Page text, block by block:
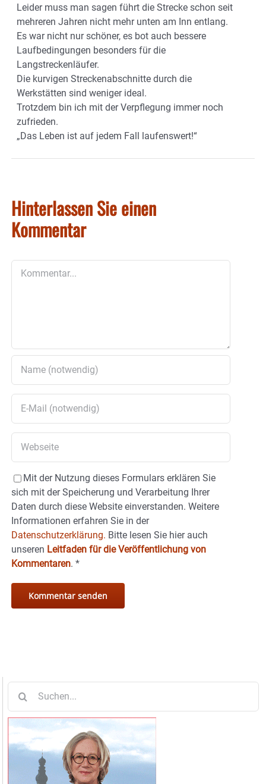
Leider muss man sagen führt die Strecke schon seit
mehreren Jahren nicht mehr unten am Inn entlang.
Es war nicht nur schöner, es bot auch bessere
Laufbedingungen besonders für die
Langstreckenläufer.
Die kurvigen Streckenabschnitte durch die
Werkstätten sind weniger ideal.
Trotzdem bin ich mit der Verpflegung immer noch
zufrieden.
„Das Leben ist auf jedem Fall laufenswert!“
Hinterlassen Sie einen
Kommentar
Mit der Nutzung dieses Formulars erklären Sie
sich mit der Speicherung und Verarbeitung Ihrer
Daten durch diese Website einverstanden. Weitere
Informationen erfahren Sie in der
Datenschutzerklärung. Bitte lesen Sie hier auch
unseren Leitfaden für die Veröffentlichung von
Kommentaren. *
nach: